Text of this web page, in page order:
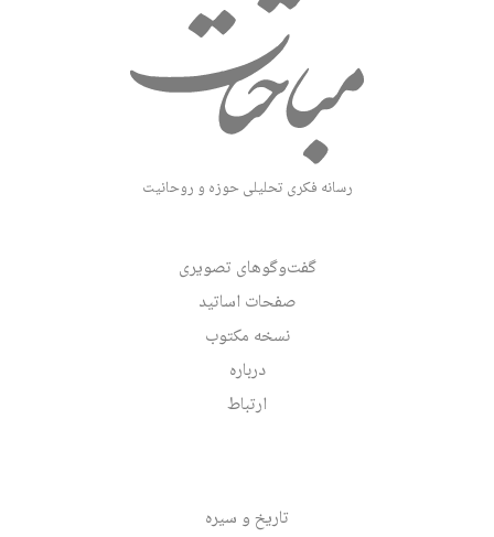
رسانه فکری تحلیلی حوزه و روحانیت
گفت‌وگوهای تصویری
صفحات اساتید
نسخه مکتوب
درباره
ارتباط
تاریخ و سیره